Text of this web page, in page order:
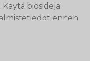
biosidejä
ennen